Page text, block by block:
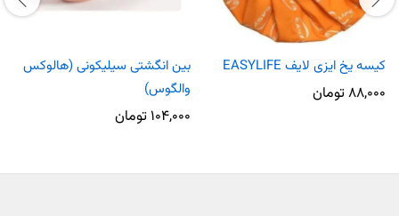
کیسه یخ ایزی لایف EASYLIFE
۸۸,۰۰۰تومان
بین انگشتی سیلیکونی (هالوکس
والگوس)
۱۰۴,۰۰۰ تومان